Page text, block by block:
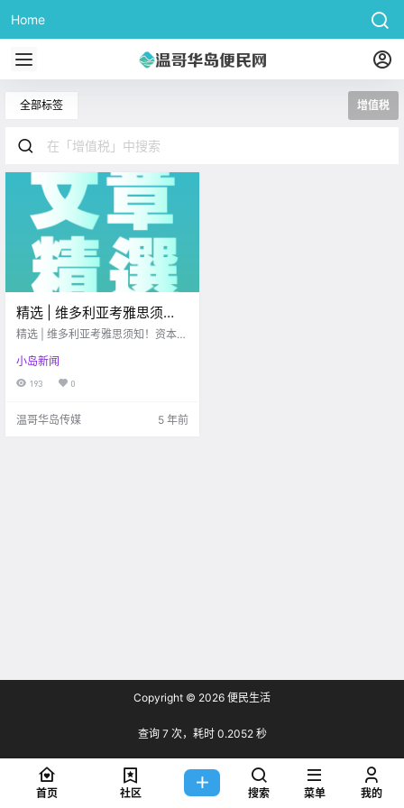
Home
全部标签 增值税
精选 | 维多利亚考雅思须
知！资本增值税最佳操作方
精选 | 维多利亚考雅思须知！资本增
小岛新闻
193 0
温哥华岛传媒 5 年前
Copyright © 2026 便民生活
查询 7 次，耗时 0.2052 秒
首页 社区 搜索 菜单 我的